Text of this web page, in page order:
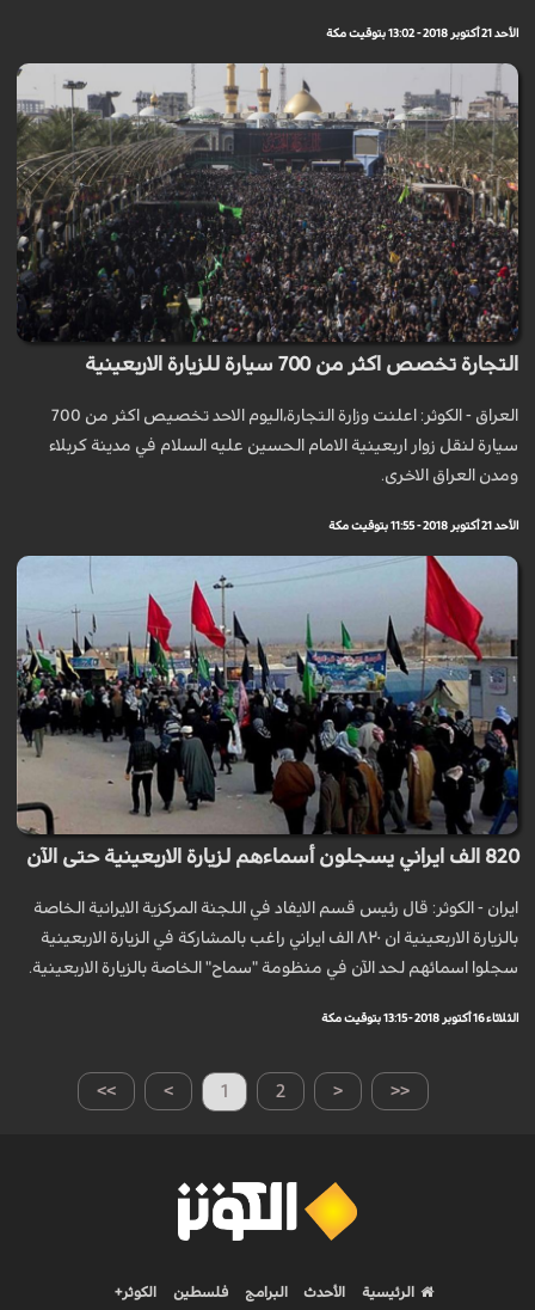
الأحد 21 أكتوبر 2018 - 13:02 بتوقيت مكة
التجارة تخصص اكثر من 700 سيارة للزيارة الاربعينية
العراق - الكوثر: اعلنت وزارة التجارة،اليوم الاحد تخصيص اكثر من 700
سيارة لنقل زوار اربعينية الامام الحسين عليه السلام في مدينة كربلاء
ومدن العراق الاخرى.
الأحد 21 أكتوبر 2018 - 11:55 بتوقيت مكة
820 الف ايراني يسجلون أسماءهم لزيارة الاربعينية حتى الآن
ايران - الكوثر: قال رئيس قسم الايفاد في اللجنة المركزية الايرانية الخاصة
بالزيارة الاربعينية ان ۸۲۰ الف ايراني راغب بالمشارکة في الزيارة الاربعينية
سجلوا اسمائهم لحد الآن في منظومة "سماح" الخاصة بالزيارة الاربعينية.
الثلاثاء 16 أكتوبر 2018 - 13:15 بتوقيت مكة
>> > 1 2 < <<
الرئيسية الأحدث البرامج فلسطين الكوثر+